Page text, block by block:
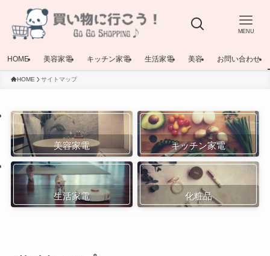
MENU
HOME 美容家電 キッチン家電 生活家電 美容 お問い合わせ
HOME サイトマップ
美容家電 キッチン家電
生活家電 化粧品